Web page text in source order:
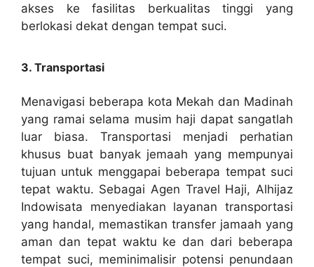
akses ke fasilitas berkualitas tinggi yang
berlokasi dekat dengan tempat suci.
3. Transportasi
Menavigasi beberapa kota Mekah dan Madinah
yang ramai selama musim haji dapat sangatlah
luar biasa. Transportasi menjadi perhatian
khusus buat banyak jemaah yang mempunyai
tujuan untuk menggapai beberapa tempat suci
tepat waktu. Sebagai Agen Travel Haji, Alhijaz
Indowisata menyediakan layanan transportasi
yang handal, memastikan transfer jamaah yang
aman dan tepat waktu ke dan dari beberapa
tempat suci, meminimalisir potensi penundaan